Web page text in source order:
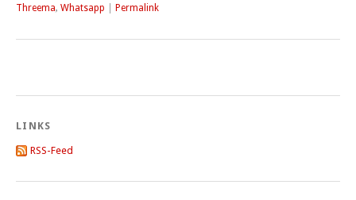
Threema, Whatsapp Permalink
LINKS
RSS-Feed